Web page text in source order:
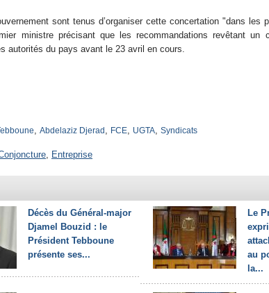
sont tenus d’organiser cette concertation "dans les
ministre précisant que les recommandations revêtant un
autorités du pays avant le 23 avril en cours.
, Abdelaziz Djerad , FCE, UGTA, Syndicats
, Entreprise
Décès du Général-major
Djamel Bouzid : le
Président Tebboune
présente ses...
Le
au
la...